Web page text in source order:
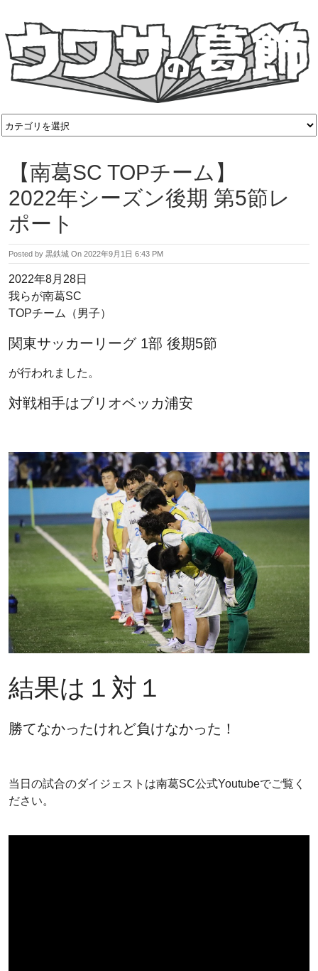
【南葛SC TOPチーム】
2022年シーズン後期 第5節レ
ポート
Posted by 黒鉄城 On 2022年9月1日 6:43 PM
2022年8月28日
我らが南葛SC
TOPチーム（男子）
関東サッカーリーグ 1部 後期5節
が行われました。
対戦相手はブリオベッカ浦安
結果は１対１
勝てなかったけれど負けなかった！
当日の試合のダイジェストは南葛SC公式Youtubeでご覧く
ださい。